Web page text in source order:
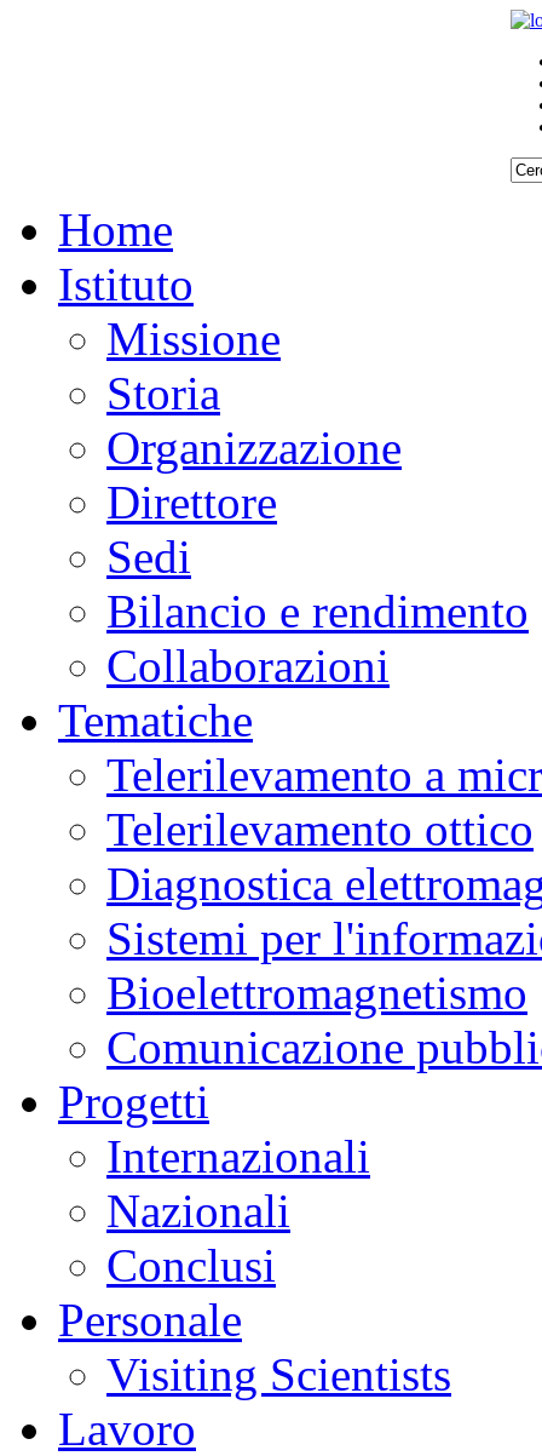
Home
Istituto
Missione
Storia
Organizzazione
Direttore
Sedi
Bilancio e rendimento
Collaborazioni
Tematiche
Telerilevamento a
Telerilevamento ottico
Diagnostica
Sistemi per
Bioelettromagnetismo
Comunicazione
Progetti
Internazionali
Nazionali
Conclusi
Personale
Visiting Scientists
Lavoro